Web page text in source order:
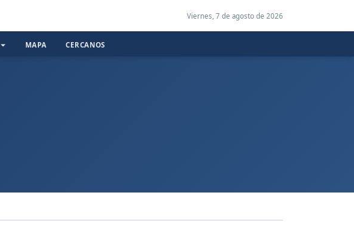
Viernes, 7 de agosto de 2026
MAPA CERCANOS